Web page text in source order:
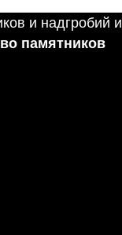
памятников